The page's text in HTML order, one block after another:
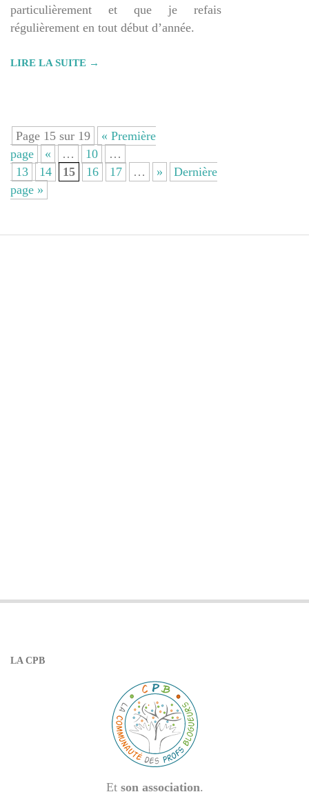
particulièrement et que je refais
régulièrement en tout début d’année.
LIRE LA SUITE →
Page 15 sur 19
« Première
page
« … 10
…
13
14 15 16 17 … »
Dernière
page »
LA CPB
Et son association.